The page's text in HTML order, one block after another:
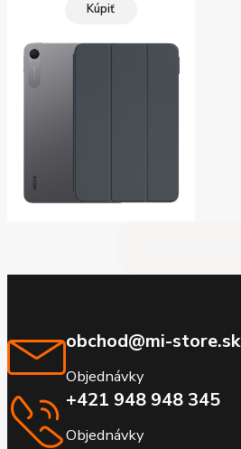
Kúpiť
obchod@mi-store.sk
Objednávky
+421 948 948 345
Objednávky